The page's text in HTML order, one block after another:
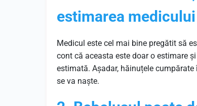
estimarea medicului
Medicul este cel mai bine pregătit să
cont că aceasta este doar o estimare
estimată. Așadar, hăinuțele
se va naște.